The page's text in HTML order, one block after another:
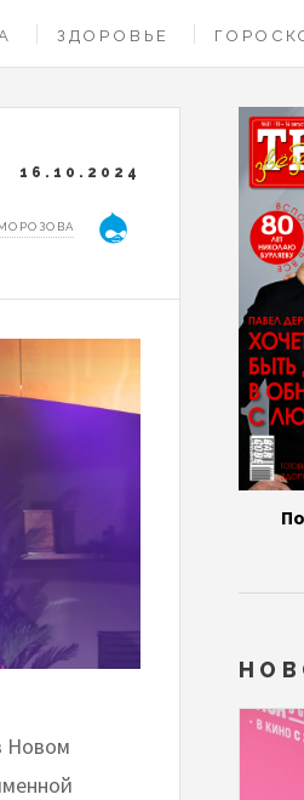
ЗДОРОВЬЕ
16.10.2024
Новом